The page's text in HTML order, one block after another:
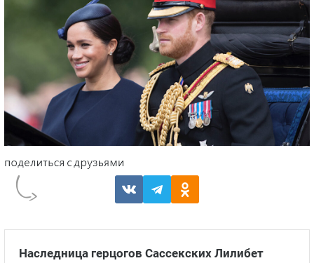
Наследница герцогов Сассекских Лилибет